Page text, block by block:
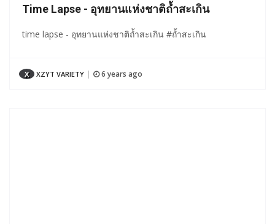
Time Lapse - อุทยานแห่งชาติถ้ำสะเกิน
time lapse - อุทยานแห่งชาติถ้ำสะเกิน #ถ้ำสะเกิน
X XZYT VARIETY 6 years ago